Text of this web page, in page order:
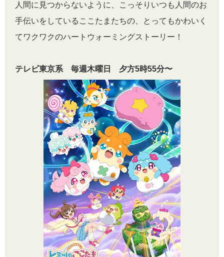
人間に見つからないように、こっそりいつも人間のお
手伝いをしているここたまたちの、とってもかわいく
てワクワクのハートウォーミングストーリー！
テレビ東京系 毎週木曜日 夕方5時55分〜